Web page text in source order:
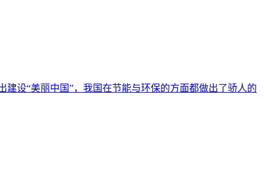
设“美丽中国”，我国在节能与环保的方面都做出了骄人的